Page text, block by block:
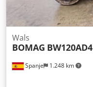
Spanje 1.248 km
Wals
BOMAG BW120AD4